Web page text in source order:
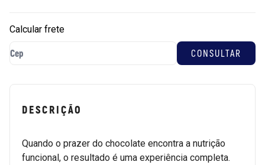
Calcular frete
DESCRIÇÃO
Quando o prazer do chocolate encontra a nutrição
funcional, o resultado é uma experiência completa.